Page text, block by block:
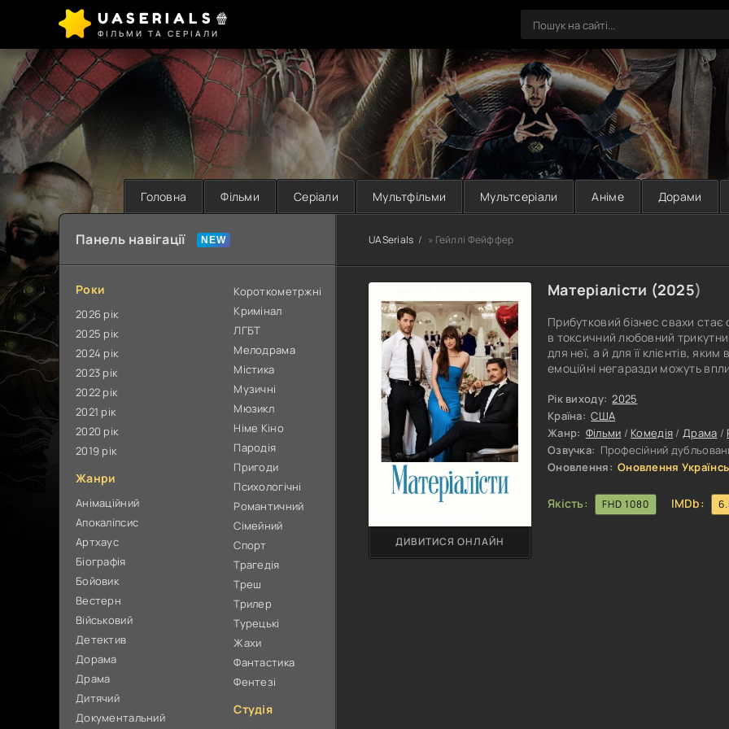
UASERIALS🍿
ФІЛЬМИ ТА СЕРІАЛИ
Головна Фільми Серіали Мультфільми Мультсеріали Аніме Дорами
UASerials » Гейллі Фейффер
Матеріалісти (2025)
Прибутковий бізнес свахи
в токсичний любовний
для неї, а й для її клієнтів,
емоційні негаразди можуть
стосунки починають заважати
конфліктів, які можуть
Рік виходу: 2025
Країна: США
Жанр: Фільми / Комедія /Драма /
Озвучка: Професійний
Оновлення: Оновлення
Якість: FHD 1080 IMDb:
ДИВИТИСЯ ОНЛАЙН
Панель навігації
Роки
2026 рік
2025 рік
2024 рік
2023 рік
2022 рік
2021 рік
2020 рік
2019 рік
Жанри
Анімаційний
Апокаліпсис
Артхаус
Біографія
Бойовик
Вестерн
Військовий
Детектив
Дорама
Драма
Дитячий
Документальний
Короткометржні
Кримінал
ЛГБТ
Мелодрама
Містика
Музичні
Мюзикл
Німе Кіно
Пародія
Пригоди
Психологічні
Романтичний
Сімейний
Спорт
Трагедія
Треш
Трилер
Турецькі
Жахи
Фантастика
Фентезі
Студія